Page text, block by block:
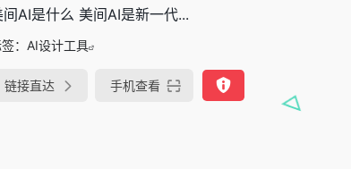
间AI是什么 美间AI是新一代...
： AI设计工具
链接直达 手机查看